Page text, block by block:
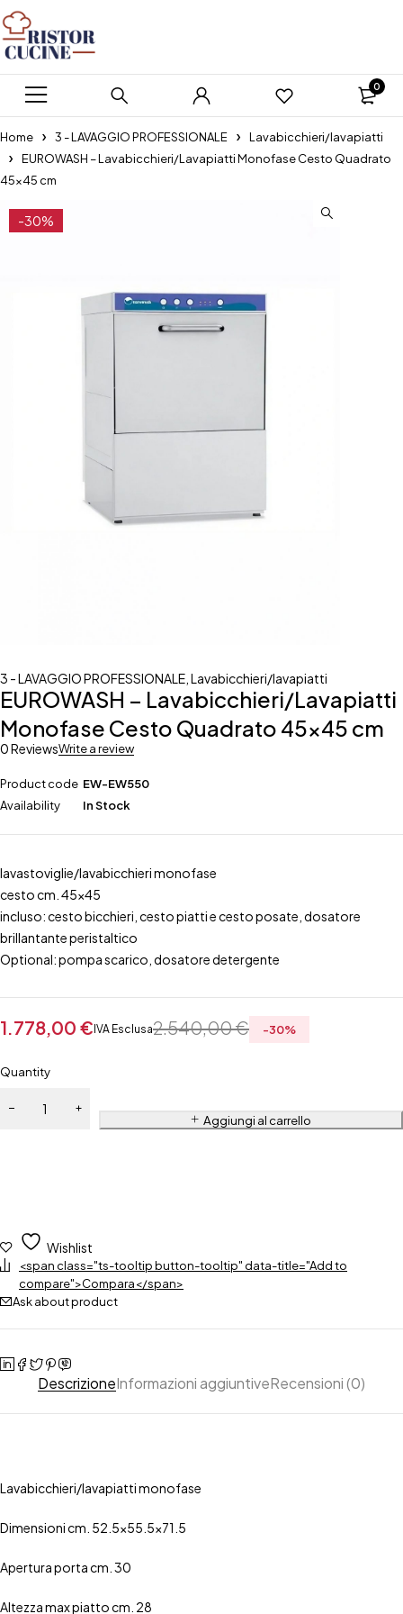
0
Home 3 - LAVAGGIO PROFESSIONALE
Lavabicchieri/lavapiatti
EUROWASH – Lavabicchieri/Lavapiatti Monofase Cesto Quadrato
45×45 cm
-30%
3 - LAVAGGIO PROFESSIONALE Lavabicchieri/lavapiatti
EUROWASH – Lavabicchieri/Lavapiatti
Monofase Cesto Quadrato 45×45 cm
0 ReviewsWrite a review
Product code EW-EW550
Availability
In Stock
lavastoviglie/lavabicchieri monofase
cesto cm. 45×45
incluso: cesto bicchieri, cesto piatti e cesto posate, dosatore
brillantante peristaltico
Optional: pompa scarico, dosatore detergente
2.540,00€
1.778,00 € IVA Esclusa -30%
Quantity
Aggiungi al carrello
Wishlist
<span class="ts-tooltip button-tooltip" data-title="Add to
compare">Compara</span>
Ask about product
DescrizioneInformazioni aggiuntiveRecensioni (0)
Lavabicchieri/lavapiatti monofase
Dimensioni cm. 52.5×55.5×71.5
Apertura porta cm. 30
Altezza max piatto cm. 28